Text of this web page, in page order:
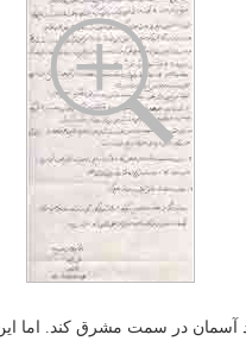
که فرد اقدام به رصد آسمان در سمت